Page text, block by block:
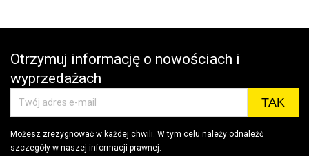
Otrzymuj informację o nowościach i
wyprzedażach
Możesz zrezygnować w każdej chwili. W tym celu należy odnaleźć
szczegóły w naszej informacji prawnej.